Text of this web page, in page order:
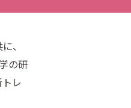
、
の研
レ